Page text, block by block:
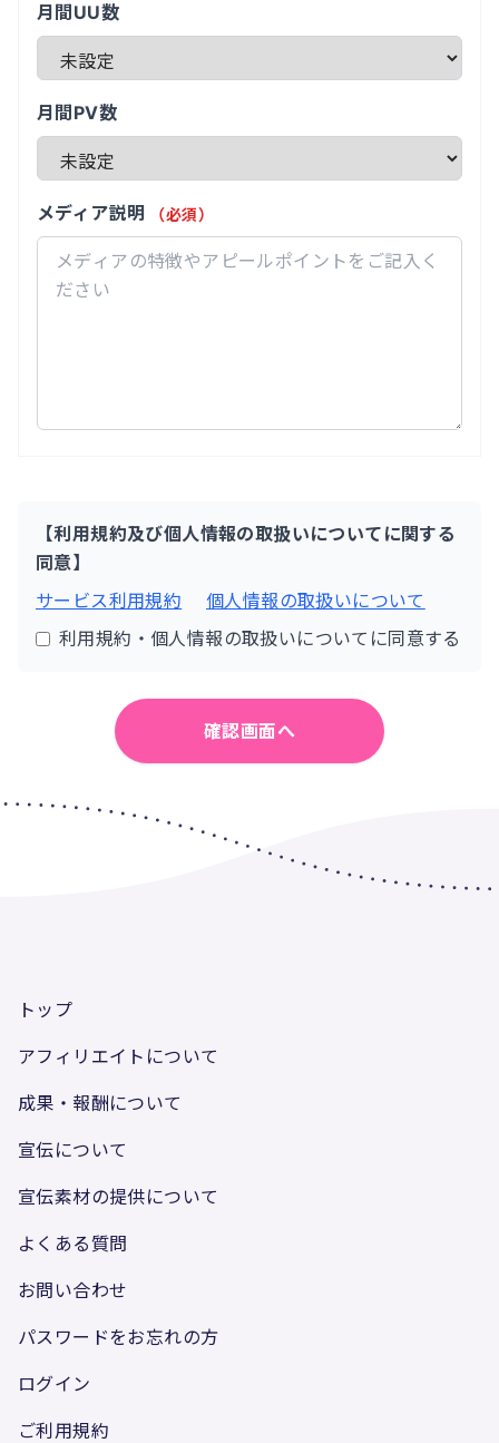
月間UU数
月間PV数
メディア説明 （必須）
【利用規約及び個人情報の取扱いについてに関する
同意】
サービス利用規約
個人情報の取扱いについて
利用規約・個人情報の取扱いについてに同意する
トップ
アフィリエイトについて
成果・報酬について
宣伝について
宣伝素材の提供について
よくある質問
お問い合わせ
パスワードをお忘れの方
ログイン
ご利用規約